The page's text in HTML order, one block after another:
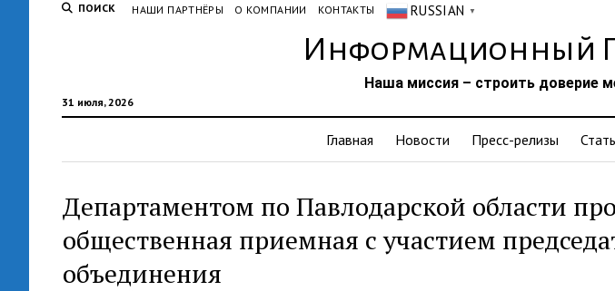
ПОИСК НАШИ ПАРТНЁРЫ О КОМПАНИИ КОНТАКТЫ RUSSIAN ▼
Информационный
31 июля, 2026
Наша миссия – строить доверие
Главная Новости Пресс-релизы
Департаментом по Павлодарской области
общественная приемная с участием
объединения